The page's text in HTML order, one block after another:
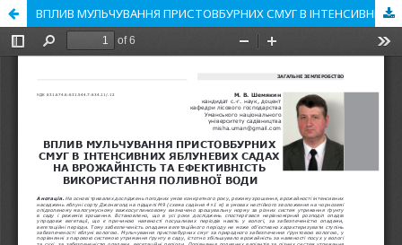
ВПЛИВ МУЛЬЧУВАННЯ ПРИСТОВБУРНИХ СМУГ В ІНТЕНСИВНИХ ЯБЛУНЕВИХ САДАХ НА ВРОЖАЙНІСТЬ ТА ЕФЕКТИВНІСТЬ ВИКОРИСТАННЯ ПОЛИВНОЇ ВОДИ